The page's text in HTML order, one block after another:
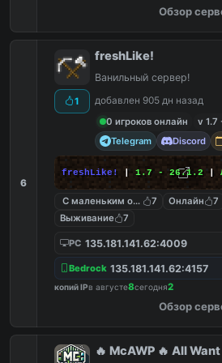
Обзор
6
1
freshLike!
Ванильный сервер!
добавлен 905 дн назад
0 игроков онлайн
v 1.7
Telegram
Discord
freshLike! 1.7 - 26.1.2 |
С маленьким онлайном
7 Онлайн 7
Выживание
7
PC 135.181.141.62:4009
Bedrock 135.181.141.62:4157
копий IPв августе8сегодня2
Обзор
🔥 McAWP 🔥 All Want